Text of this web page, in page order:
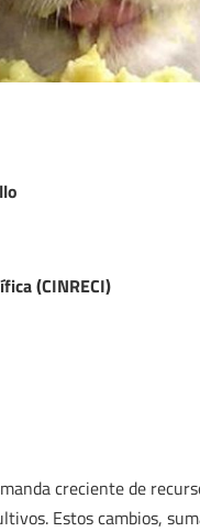
(CINRECI)
creciente de
Estos cambios,